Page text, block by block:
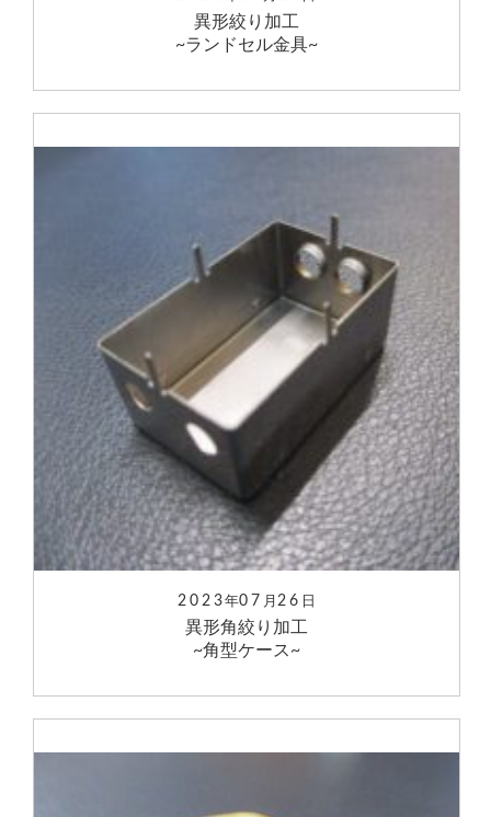
異形絞り加工
~ランドセル金具~
2023年07 月 26 日
異形角絞り加工
~角型ケース~